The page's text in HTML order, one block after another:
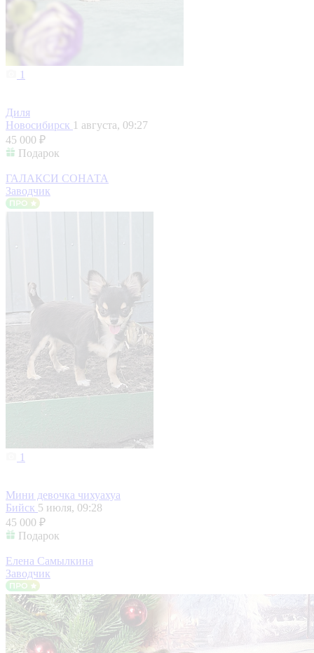
1
Диля
Новосибирск 1 августа, 09:27
45 000 ₽
Подарок
ГАЛАКСИ СОНАТА
Заводчик
1
Мини девочка чихуахуа
Бийск 5 июля, 09:28
45 000 ₽
Подарок
Елена Самылкина
Заводчик